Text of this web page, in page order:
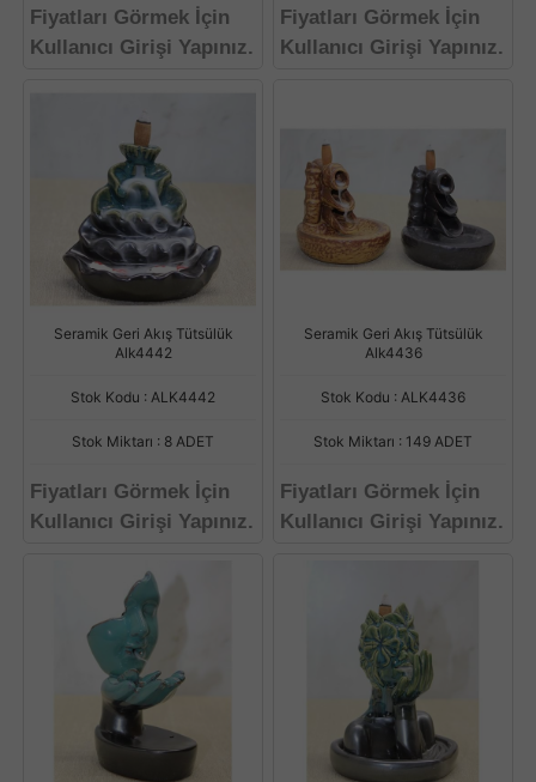
Fiyatları Görmek İçin
Kullanıcı Girişi Yapınız.
Fiyatları Görmek İçin
Kullanıcı Girişi Yapınız.
Seramik Geri Akış Tütsülük
Alk4442
Stok Kodu : ALK4442
Stok Miktarı : 8 ADET
Fiyatları Görmek İçin
Kullanıcı Girişi Yapınız.
Seramik Geri Akış Tütsülük
Alk4436
Stok Kodu : ALK4436
Stok Miktarı : 149 ADET
Fiyatları Görmek İçin
Kullanıcı Girişi Yapınız.